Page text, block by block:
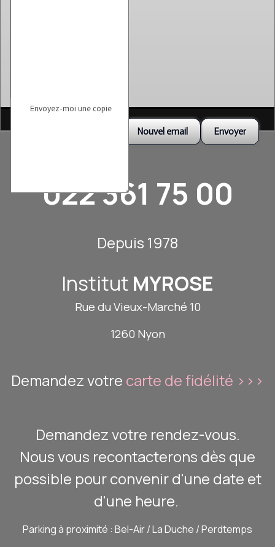
Envoyez-moi une copie
022 361 75 00
Depuis 1978
Institut MYROSE
Rue du Vieux-Marché 10
1260 Nyon
Demandez votre carte de fidélité >>>
Demandez votre rendez-vous.
Nous vous recontacterons dès que
possible pour convenir d'une date et
d'une heure.
Parking à proximité : Bel-Air / La Duche / Perdtemps